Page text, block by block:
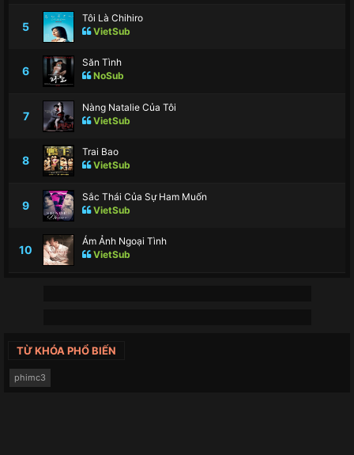
5
Tôi Là Chihiro
VietSub
6
Săn Tình
NoSub
7
Nàng Natalie Của Tôi
VietSub
8
Trai Bao
VietSub
9
Sắc Thái Của Sự Ham Muốn
VietSub
10
Ám Ảnh Ngoại Tình
VietSub
TỪ KHÓA PHỔ BIẾN
phimc3